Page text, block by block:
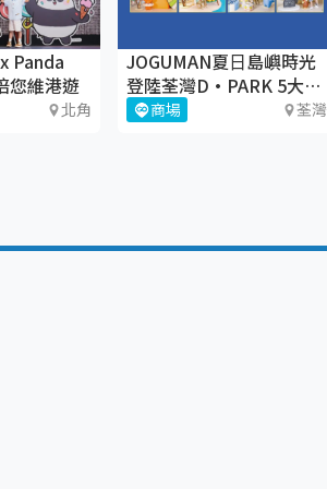
Panda
您維港遊
北角
JOGUMAN夏⽇島嶼時光
登陸荃灣D·PARK 5大療
癒體驗區+期間限定店
商場 荃灣